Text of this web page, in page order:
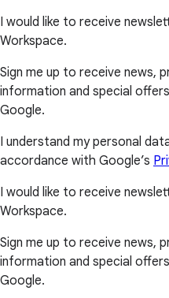
I would like to receive
Workspace.
Sign me up to receive news,
information and special
Google.
I understand my personal
accordance with Google’s
I would like to receive
Workspace.
Sign me up to receive news,
information and special
Google.